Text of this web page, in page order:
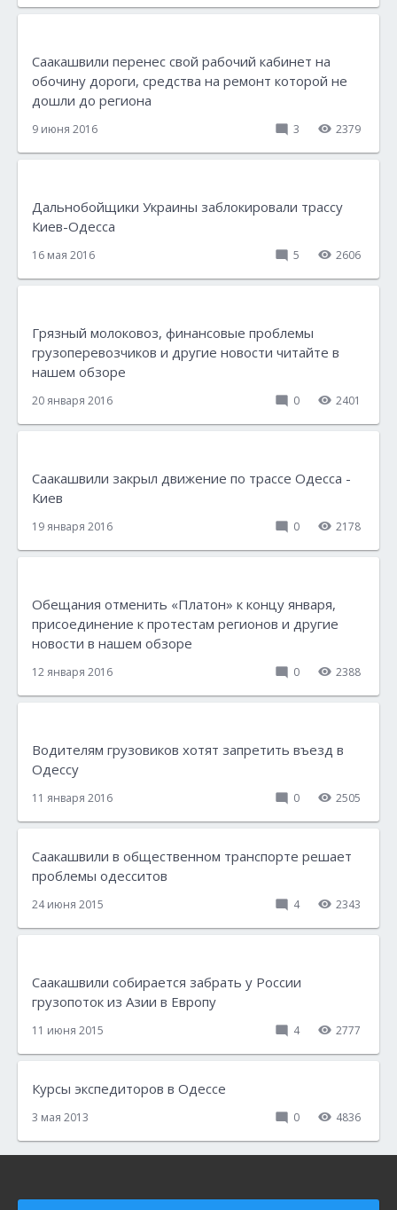
Саакашвили перенес свой рабочий кабинет на
обочину дороги, средства на ремонт которой не
дошли до региона
9 июня 2016 3 2379
Дальнобойщики Украины заблокировали трассу
Киев-Одесса
16 мая 2016 5 2606
Грязный молоковоз, финансовые проблемы
грузоперевозчиков и другие новости читайте в
нашем обзоре
20 января 2016 0 2401
Саакашвили закрыл движение по трассе Одесса -
Киев
19 января 2016 0 2178
Обещания отменить «Платон» к концу января,
присоединение к протестам регионов и другие
новости в нашем обзоре
12 января 2016 0 2388
Водителям грузовиков хотят запретить въезд в
Одессу
11 января 2016 0 2505
Саакашвили в общественном транспорте решает
проблемы одесситов
24 июня 2015 4 2343
Саакашвили собирается забрать у России
грузопоток из Азии в Европу
11 июня 2015 4 2777
Курсы экспедиторов в Одессе
3 мая 2013 0 4836